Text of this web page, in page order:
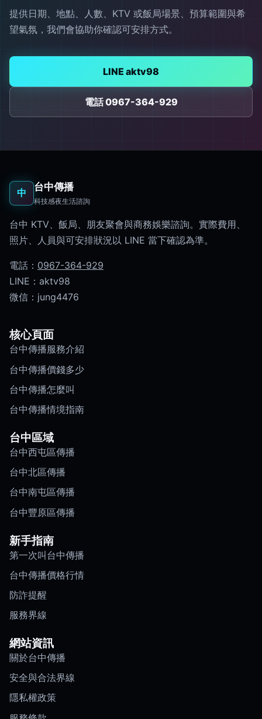
提供日期、地點、人數、KTV 或飯局場景、預算範圍與希
望氣氛，我們會協助你確認可安排方式。
LINE aktv98
電話 0967-364-929
中 台中傳播
科技感夜生活諮詢
台中 KTV、飯局、朋友聚會與商務娛樂諮詢。實際費用、
照片、人員與可安排狀況以 LINE 當下確認為準。
電話： 0967-364-929
LINE：aktv98
微信：jung4476
核心頁面
台中傳播服務介紹
台中傳播價錢多少
台中傳播怎麼叫
台中傳播情境指南
台中區域
台中西屯區傳播
台中北區傳播
台中南屯區傳播
台中豐原區傳播
新手指南
第一次叫台中傳播
台中傳播價格行情
防詐提醒
服務界線
網站資訊
關於台中傳播
安全與合法界線
隱私權政策